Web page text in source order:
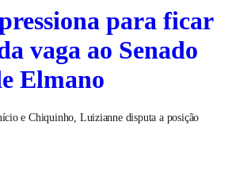
para ficar
vaga ao Senado
Elmano
e Chiquinho, Luizianne disputa a posição